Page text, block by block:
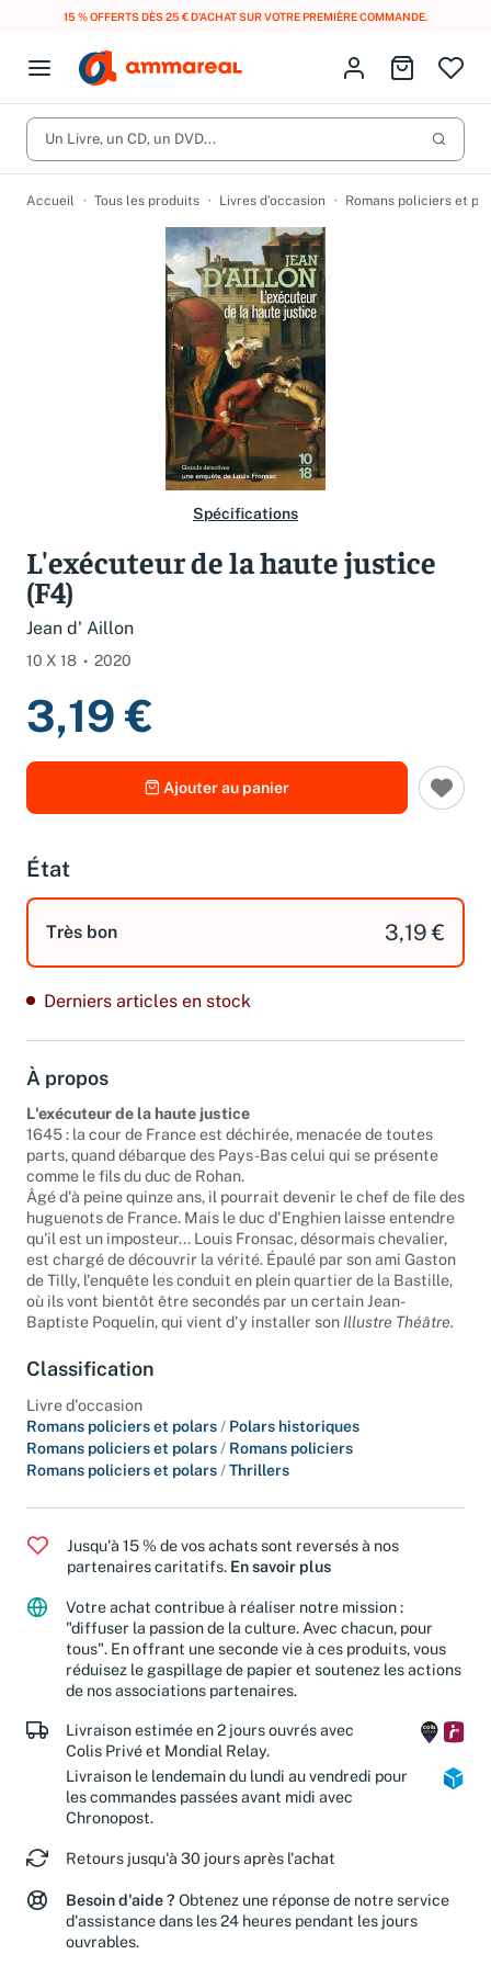
15 % OFFERTS DÈS 25 € D’ACHAT SUR VOTRE PREMIÈRE COMMANDE.
Open menu
Fermer le menu
CD d'occasion
DVD d'occasion
Vinyles d'occasion
Nos engagements
Lancer
Vous n'avez pas trouvé l'article que vous cherchiez ?
Activez les notifications dans votre compte pour être alerté dès
qu'il est en stock.
Créer une alerte
Identifiez-vous
Aller au
Un Livre, un CD, un DVD...
Accueil Tous les produits Livres d’occasion Romans policiers et
Spécifications
L'exécuteur de la haute justice
(F4)
Jean d' Aillon
10 X 18 2020
3,19 €
Ajouter au panier
État
Très bon 3,19 €
Derniers articles en stock
À propos
L'exécuteur de la haute justice
1645 : la cour de France est déchirée, menacée de toutes
parts, quand débarque des Pays-Bas celui qui se présente
comme le fils du duc de Rohan.
Âgé d'à peine quinze ans, il pourrait devenir le chef de file des
huguenots de France. Mais le duc d'Enghien laisse entendre
qu'il est un imposteur... Louis Fronsac, désormais chevalier,
est chargé de découvrir la vérité. Épaulé par son ami Gaston
de Tilly, l'enquête les conduit en plein quartier de la Bastille,
où ils vont bientôt être secondés par un certain Jean-
Baptiste Poquelin, qui vient d'y installer son Illustre Théâtre.
Classification
Livre d'occasion
Romans policiers et polars / Polars historiques
Romans policiers et polars / Romans policiers
Romans policiers et polars /Thrillers
Jusqu'à 15 % de vos achats sont reversés à nos
partenaires caritatifs. En savoir plus
Votre achat contribue à réaliser notre mission :
"diffuser la passion de la culture. Avec chacun, pour
tous". En offrant une seconde vie à ces produits, vous
réduisez le gaspillage de papier et soutenez les actions
de nos associations partenaires.
Livraison estimée en 2 jours ouvrés avec
Colis Privé et Mondial Relay.
Livraison le lendemain du lundi au vendredi pour
les commandes passées avant midi avec
Chronopost.
Retours jusqu'à 30 jours après l'achat
Besoin d'aide ? Obtenez une réponse de notre service
d'assistance dans les 24 heures pendant les jours
ouvrables.